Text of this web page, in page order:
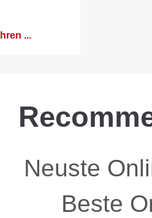
...
Neuste
Beste